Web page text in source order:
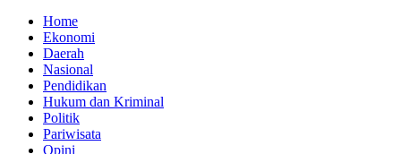
Home
Ekonomi
Daerah
Nasional
Pendidikan
Hukum dan Kriminal
Politik
Pariwisata
Opini